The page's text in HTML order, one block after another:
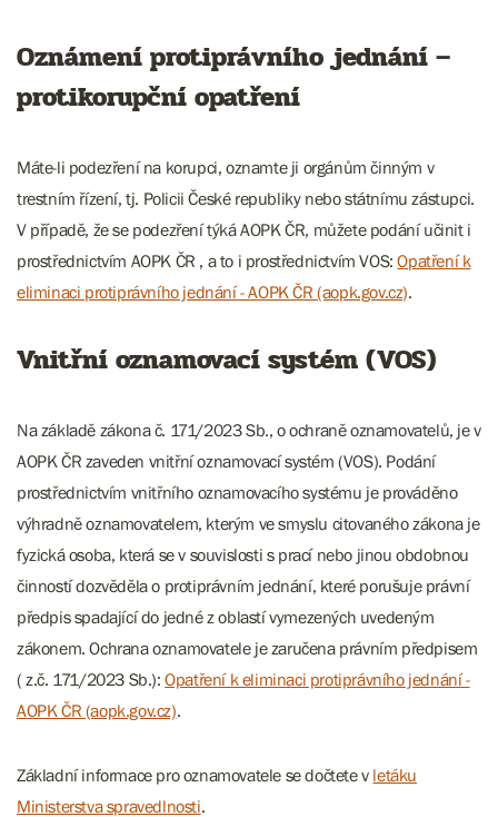
Oznámení protiprávního jednání –
protikorupční opatření
Máte-li podezření na korupci, oznamte ji orgánům činným v
trestním řízení, tj. Policii České republiky nebo státnímu zástupci.
V případě, že se podezření týká AOPK ČR, můžete podání učinit i
prostřednictvím AOPK ČR , a to i prostřednictvím VOS:Opatření k
eliminaci protiprávního jednání - AOPK ČR (aopk.gov.cz).
Vnitřní oznamovací systém (VOS)
Na základě zákona č. 171/2023 Sb., o ochraně oznamovatelů, je v
AOPK ČR zaveden vnitřní oznamovací systém (VOS). Podání
prostřednictvím vnitřního oznamovacího systému je prováděno
výhradně oznamovatelem, kterým ve smyslu citovaného zákona je
fyzická osoba, která se v souvislosti s prací nebo jinou obdobnou
činností dozvěděla o protiprávním jednání, které porušuje právní
předpis spadající do jedné z oblastí vymezených uvedeným
zákonem. Ochrana oznamovatele je zaručena právním předpisem
( z.č. 171/2023 Sb.):Opatření k eliminaci protiprávního jednání -
AOPK ČR (aopk.gov.cz).
Základní informace pro oznamovatele se dočtete v letáku
Ministerstva spravedlnosti.